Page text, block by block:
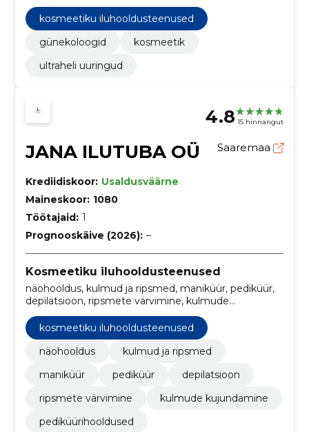
kosmeetiku iluhooldusteenused
günekoloogid
kosmeetik
ultraheli uuringud
4.8 15 hinnangut
JANA ILUTUBA OÜ Saaremaa
Krediidiskoor: Usaldusväärne
Maineskoor: 1080
Töötajaid: 1
Prognooskäive (2026): –
Kosmeetiku iluhooldusteenused
näohooldus, kulmud ja ripsmed, maniküür, pediküür,
depilatsioon, ripsmete värvimine, kulmude
kujundamine, pediküürihooldused, professionaalne
maniküür, ilusalongi teenused
kosmeetiku iluhooldusteenused
näohooldus
kulmud ja ripsmed
maniküür
pediküür
depilatsioon
ripsmete värvimine
kulmude kujundamine
pediküürihooldused